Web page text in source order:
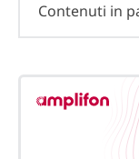
Contenuti in